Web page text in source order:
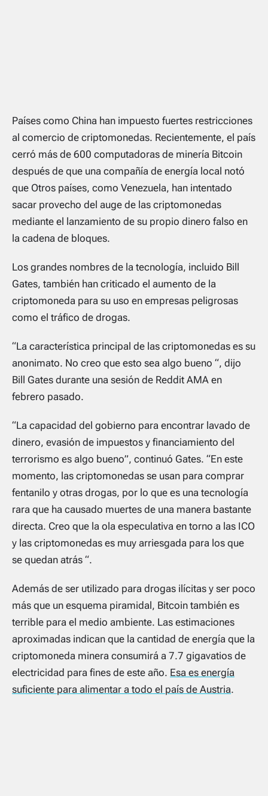
Países como China han impuesto fuertes restricciones
al comercio de criptomonedas. Recientemente, el país
cerró más de 600 computadoras de minería Bitcoin
después de que una compañía de energía local notó
que Otros países, como Venezuela, han intentado
sacar provecho del auge de las criptomonedas
mediante el lanzamiento de su propio dinero falso en
la cadena de bloques.
Los grandes nombres de la tecnología, incluido Bill
Gates, también han criticado el aumento de la
criptomoneda para su uso en empresas peligrosas
como el tráfico de drogas.
“La característica principal de las criptomonedas es su
anonimato. No creo que esto sea algo bueno “, dijo
Bill Gates durante una sesión de Reddit AMA en
febrero pasado.
“La capacidad del gobierno para encontrar lavado de
dinero, evasión de impuestos y financiamiento del
terrorismo es algo bueno”, continuó Gates. “En este
momento, las criptomonedas se usan para comprar
fentanilo y otras drogas, por lo que es una tecnología
rara que ha causado muertes de una manera bastante
directa. Creo que la ola especulativa en torno a las ICO
y las criptomonedas es muy arriesgada para los que
se quedan atrás “.
Además de ser utilizado para drogas ilícitas y ser poco
más que un esquema piramidal, Bitcoin también es
terrible para el medio ambiente. Las estimaciones
aproximadas indican que la cantidad de energía que la
criptomoneda minera consumirá a 7.7 gigavatios de
electricidad para fines de este año. Esa es energía
suficiente para alimentar a todo el país de Austria.